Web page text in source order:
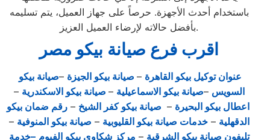
باستخدام أحدث الأجهزة. حرصاً على جهاز العميل، يتم تسليمه
بأفضل حالاته لإرضاء العميل العزيز.
اقرب فرع صيانة بيكو مصر
عنوان توكيل بيكو القاهرة – صيانة بيكو الجيزة –صيانة بيكو
السويس –صيانة بيكو الاسماعيلية – صيانة بيكو الاسكندرية –
اعطال بيكو البحيرة – صيانة بيكو كفر الشيخ –رقم ضمان بيكو
الدقهلية –خدمات صيانة بيكو القليوبية – صيانة بيكو المنوفية –
تليفون صيانة بيكو الشرقية – مركز شكاوي بيكو الفيوم –خدمة